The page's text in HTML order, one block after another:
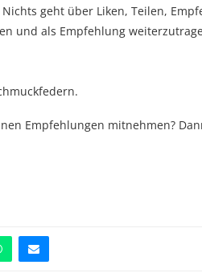
geht über Liken, Teilen,
und als Empfehlung
Empfehlungen mitnehmen?